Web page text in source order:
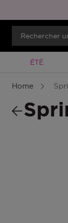
Promotion
ÉTÉ
Home